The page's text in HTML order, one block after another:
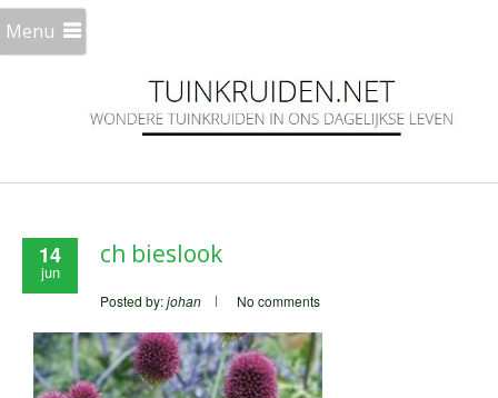
Menu
14
jun
ch bieslook
Posted by:johan No comments